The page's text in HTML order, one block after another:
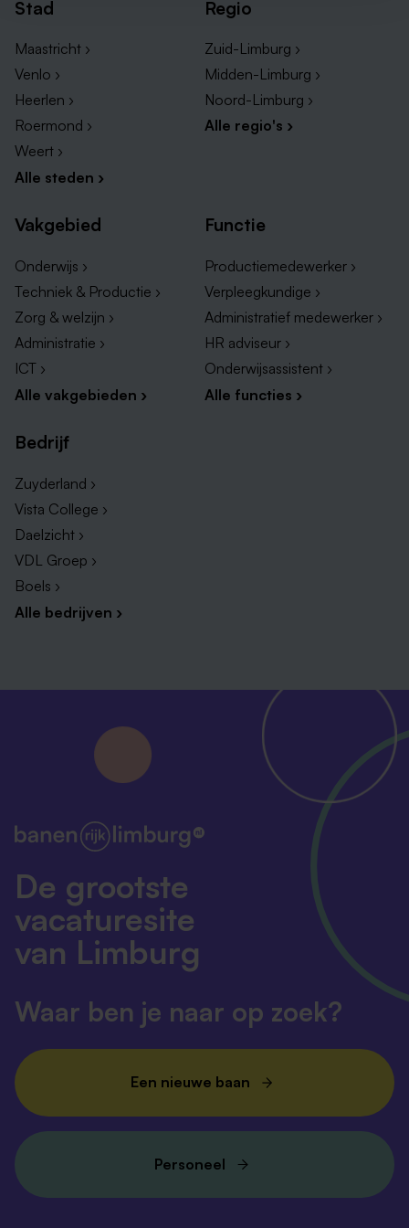
Stad
Maastricht ›
Venlo ›
Heerlen ›
Roermond ›
Weert ›
Alle steden ›
Regio
Zuid-Limburg ›
Midden-Limburg ›
Noord-Limburg ›
Alle regio's ›
Vakgebied
Onderwijs ›
Techniek & Productie ›
Zorg & welzijn ›
Administratie ›
ICT ›
Alle vakgebieden ›
Functie
Productiemedewerker ›
Verpleegkundige ›
Administratief medewerker ›
HR adviseur ›
Onderwijsassistent ›
Alle functies ›
Bedrijf
Zuyderland ›
Vista College ›
Daelzicht ›
VDL Groep ›
Boels ›
Alle bedrijven ›
De grootste
vacaturesite
van Limburg
Waar ben je naar op zoek?
Een nieuwe baan
Personeel